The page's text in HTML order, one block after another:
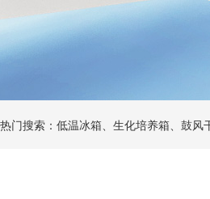
热门搜索：低温冰箱、生化培养箱、鼓